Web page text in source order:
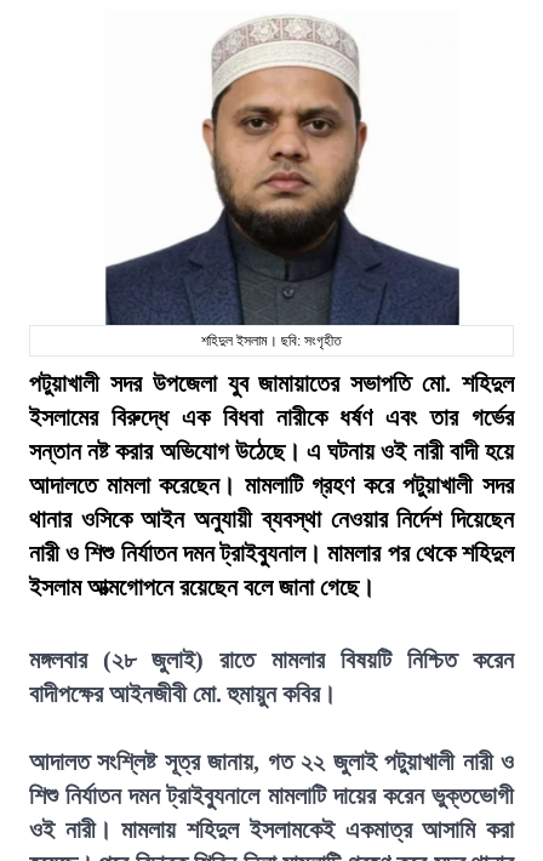
শহিদুল ইসলাম। ছবি: সংগৃহীত
পটুয়াখালী সদর উপজেলা যুব জামায়াতের সভাপতি মো. শহিদুল
ইসলামের বিরুদ্ধে এক বিধবা নারীকে ধর্ষণ এবং তার গর্ভের
সন্তান নষ্ট করার অভিযোগ উঠেছে। এ ঘটনায় ওই নারী বাদী হয়ে
আদালতে মামলা করেছেন। মামলাটি গ্রহণ করে পটুয়াখালী সদর
থানার ওসিকে আইন অনুযায়ী ব্যবস্থা নেওয়ার নির্দেশ দিয়েছেন
নারী ও শিশু নির্যাতন দমন ট্রাইব্যুনাল। মামলার পর থেকে শহিদুল
ইসলাম আত্মগোপনে রয়েছেন বলে জানা গেছে।
মঙ্গলবার (২৮ জুলাই) রাতে মামলার বিষয়টি নিশ্চিত করেন
বাদীপক্ষের আইনজীবী মো. হুমায়ুন কবির।
আদালত সংশ্লিষ্ট সূত্র জানায়, গত ২২ জুলাই পটুয়াখালী নারী ও
শিশু নির্যাতন দমন ট্রাইব্যুনালে মামলাটি দায়ের করেন ভুক্তভোগী
ওই নারী। মামলায় শহিদুল ইসলামকেই একমাত্র আসামি করা